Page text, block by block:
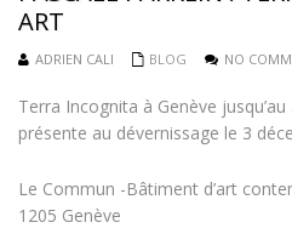
ART
ADRIEN CALI BLOG NO
Terra Incognita à Genève
présente au dévernissage le 3
Le Commun -Bâtiment d’art
1205 Genève